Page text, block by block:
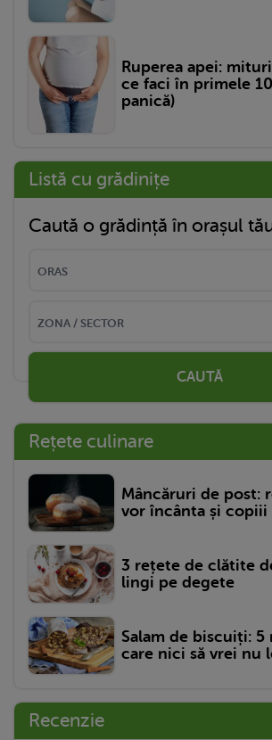
Ruperea apei:
ce faci în primele
panică)
Listă cu grădinițe
Caută o grădință în orașul
CAUTĂ
Rețete culinare
Mâncăruri de post:
vor încânta și copiii
3 rețete de clătite
lingi pe degete
Salam de biscuiți: 5
care nici să vrei nu
Recenzie